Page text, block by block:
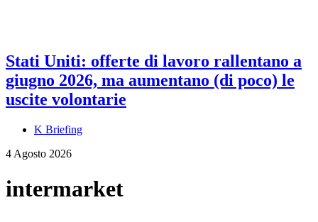
Stati Uniti: offerte di lavoro rallentano a
giugno 2026, ma aumentano (di poco) le
uscite volontarie
K Briefing
4 Agosto 2026
intermarket